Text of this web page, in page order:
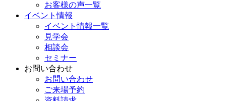
お客様の声一覧
イベント情報
イベント情報一覧
見学会
相談会
セミナー
お問い合わせ
お問い合わせ
ご来場予約